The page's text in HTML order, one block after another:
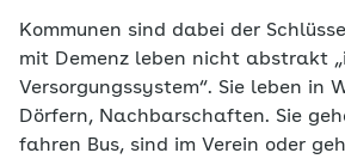
Kommunen sind dabei der
mit Demenz leben nicht abstrakt
Versorgungssystem“. Sie leben in
Dörfern, Nachbarschaften. Sie
fahren Bus, sind im Verein oder